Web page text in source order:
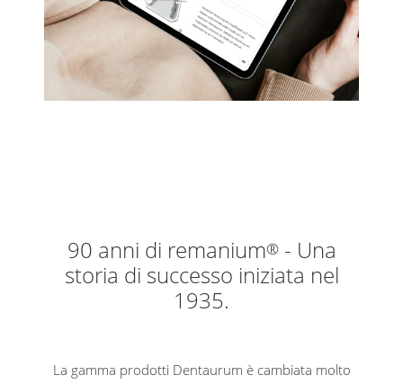
90 anni di remanium®- Una
storia di successo iniziata nel
1935.
La gamma prodotti Dentaurum è cambiata molto